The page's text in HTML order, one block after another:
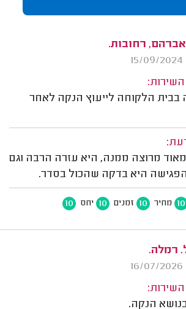
רחובות.
השירות:
בבית הלקוחה לייעוץ הנקה לאחר
מאוד מרוצה ממנה, היא עזרה הרבה וגם
היא בדקה שהכול בסדר.
10 מחיר 10 זמנים 10 יחס 10
רמלה.
השירות:
בנושא הנקה.